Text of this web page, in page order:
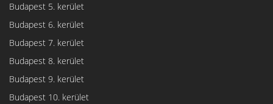
Budapest 5. kerület
Budapest 6. kerület
Budapest 7. kerület
Budapest 8. kerület
Budapest 9. kerület
Budapest 10. kerület